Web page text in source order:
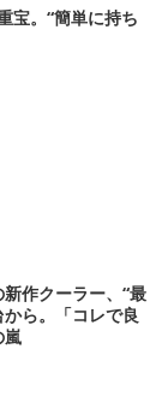
宝。“簡単に持ち
作クーラー、“最
ら。「コレで良
嵐